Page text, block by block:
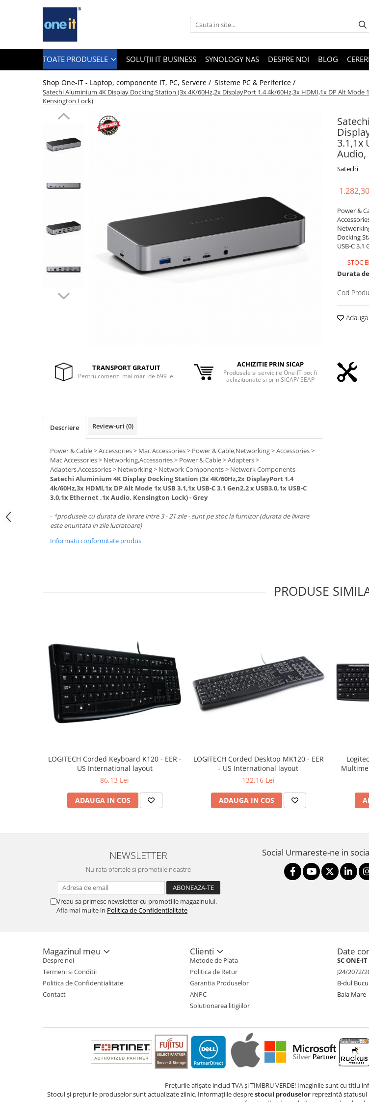
Toate Produsele
Laptop / Notebook
Notebook Consumer
Componente Laptop
Telefoane & accesorii
Smartphone IPhone
Sisteme PC & Periferice
Microfoane & Casti Gaming
Mouse Gaming
Card Reader
Periferice PC
Casti
Mouse Pad
Hard Disc-uri
Componente Server
Retelistica & Supraveghere
TV, Multimedia & Electronice
Televizoare & accesorii
Multiboard & Accessorii
Multimedia
Foto & Video
Cloud si Aplicatii SaaS
Sisteme Videoconferinta
TOATE PRODUSELE SOLUȚII IT BUSINESS SYNOLOGY NAS DESPRE NOI BLOG
Shop One-IT - Laptop, componente IT, PC, Servere / Sisteme PC & Periferice /
Satechi Aluminium 4K Display Docking Station (3x 4K/60Hz,2x DisplayPort 1.4 4k/60Hz,3x HDMI,1x DP Alt Mode
Kensington Lock)
3.1,1x
Audio,
Satechi
Power &
Docking
USB-C 3.1
STOC
Durata
Cod
TRANSPORT GRATUIT
Pentru comenzi mai mari de 699 lei
ACHIZITIE PRIN SICAP
Produsele si serviciile One-IT pot fi
achizitionate si prin SICAP/ SEAP
Descriere Review-uri (0)
Power & Cable > Accessories > Mac Accessories > Power & Cable,Networking > Accessories >
Mac Accessories > Networking,Accessories > Power & Cable > Adapters >
Adapters,Accessories > Networking > Network Components > Network Components -
Satechi Aluminium 4K Display Docking Station (3x 4K/60Hz,2x DisplayPort 1.4
4k/60Hz,3x HDMI,1x DP Alt Mode 1x USB 3.1,1x USB-C 3.1 Gen2,2 x USB3.0,1x USB-C
3.0,1x Ethernet ,1x Audio, Kensington Lock) - Grey
- *produsele cu durata de livrare intre 3 - 21 zile - sunt pe stoc la furnizor (durata de livrare
este enuntata in zile lucratoare)
Informatii conformitate produs
PRODUSE
LOGITECH Corded Keyboard K120 - EER -
US International layout
86,13 Lei
ADAUGA IN COS
LOGITECH Corded Desktop MK120 - EER
- US International layout
132,16 Lei
ADAUGA IN COS
NEWSLETTER
Nu rata ofertele si promotiile noastre
Vreau sa primesc newsletter cu promotiile magazinului.
Afla mai multe in Politica de Confidentialitate
Social Urmareste-ne in
Magazinul meu
Despre noi
Termeni si Conditii
Politica de Confidentialitate
Contact
Clienti
Metode de Plata
Politica de Retur
Garantia Produselor
ANPC
Solutionarea litigiilor
Date
SC ONE-IT
J24/2072/
B-dul
Baia Mare
Prețurile afișate includ TVA și TIMBRU VERDE! Imaginile sunt cu titlu
Stocul și prețurile produselor sunt actualizate zilnic. Informațiile desprestocul produselorreprezintă statusul